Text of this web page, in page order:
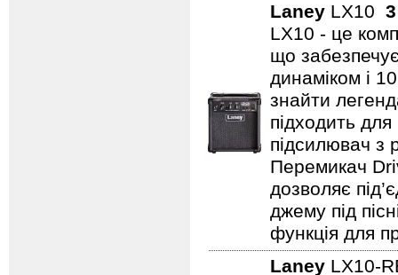
Laney LX10
LX10 - це
що
динаміком і
знайти
підходить
підсилювач з
Перемикач
дозволяє
джему під
функція для
Laney LX10-